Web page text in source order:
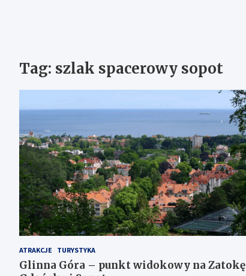
Tag: szlak spacerowy sopot
ATRAKCJE TURYSTYKA
Glinna Góra – punkt widokowy na Zatokę